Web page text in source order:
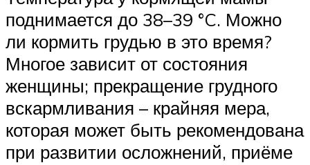
поднимается до 38–39 °C. Можно
ли кормить грудью в это время?
Многое зависит от состояния
женщины; прекращение грудного
вскармливания – крайняя мера,
которая может быть рекомендована
при развитии осложнений, приёме